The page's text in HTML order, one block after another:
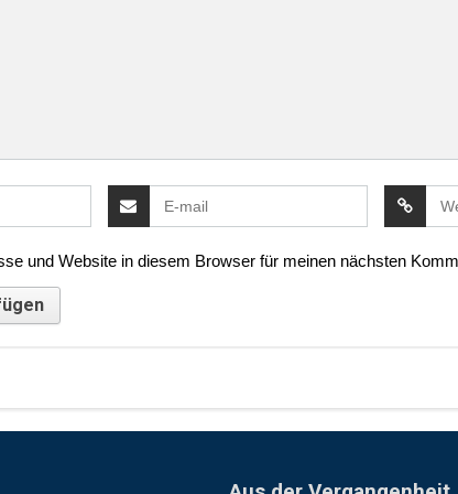
und Website in diesem Browser für meinen nächsten